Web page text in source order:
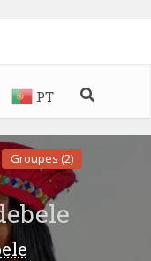
PT
Groupes (2)